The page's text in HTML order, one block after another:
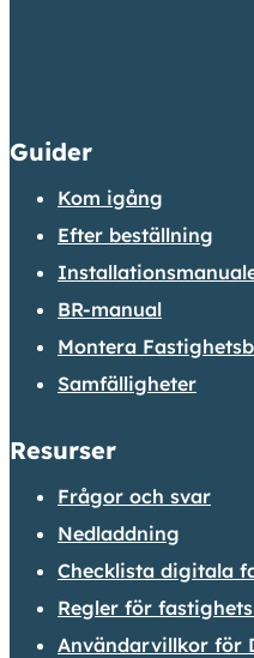
Guider
Kom igång
Efter beställning
BR-manual
Montera
Samfälligheter
Resurser
Frågor och svar
Nedladdning
Checklista digitala
Regler för
Användarvillkor för